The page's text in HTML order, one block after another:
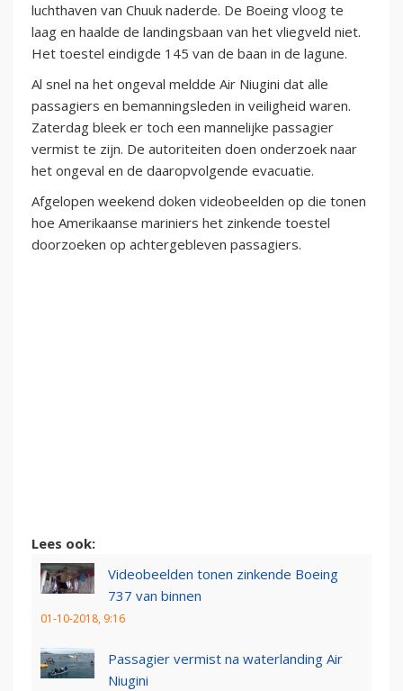
luchthaven van Chuuk naderde. De Boeing vloog te
laag en haalde de landingsbaan van het vliegveld niet.
Het toestel eindigde 145 van de baan in de lagune.
Al snel na het ongeval meldde Air Niugini dat alle
passagiers en bemanningsleden in veiligheid waren.
Zaterdag bleek er toch een mannelijke passagier
vermist te zijn. De autoriteiten doen onderzoek naar
het ongeval en de daaropvolgende evacuatie.
Afgelopen weekend doken videobeelden op die tonen
hoe Amerikaanse mariniers het zinkende toestel
doorzoeken op achtergebleven passagiers.
Lees ook:
Videobeelden tonen zinkende Boeing
737 van binnen
01-10-2018, 9:16
Passagier vermist na waterlanding Air
Niugini